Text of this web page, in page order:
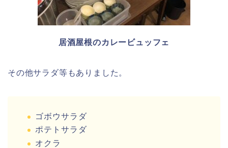
居酒屋根のカレービュッフェ
その他サラダ等もありました。
ゴボウサラダ
ポテトサラダ
オクラ